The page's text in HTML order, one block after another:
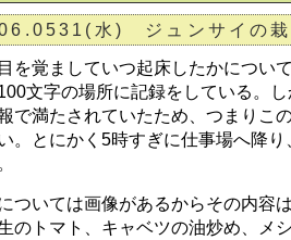
水) ジュンサイの栽
を覚ましていつ起床したかについ
文字の場所に記録をしている。
で満たされていたため、つまりこ
。とにかく5時すぎに仕事場へ降
ついては画像があるからその内容
のトマト、キャベツの油炒め、メシ